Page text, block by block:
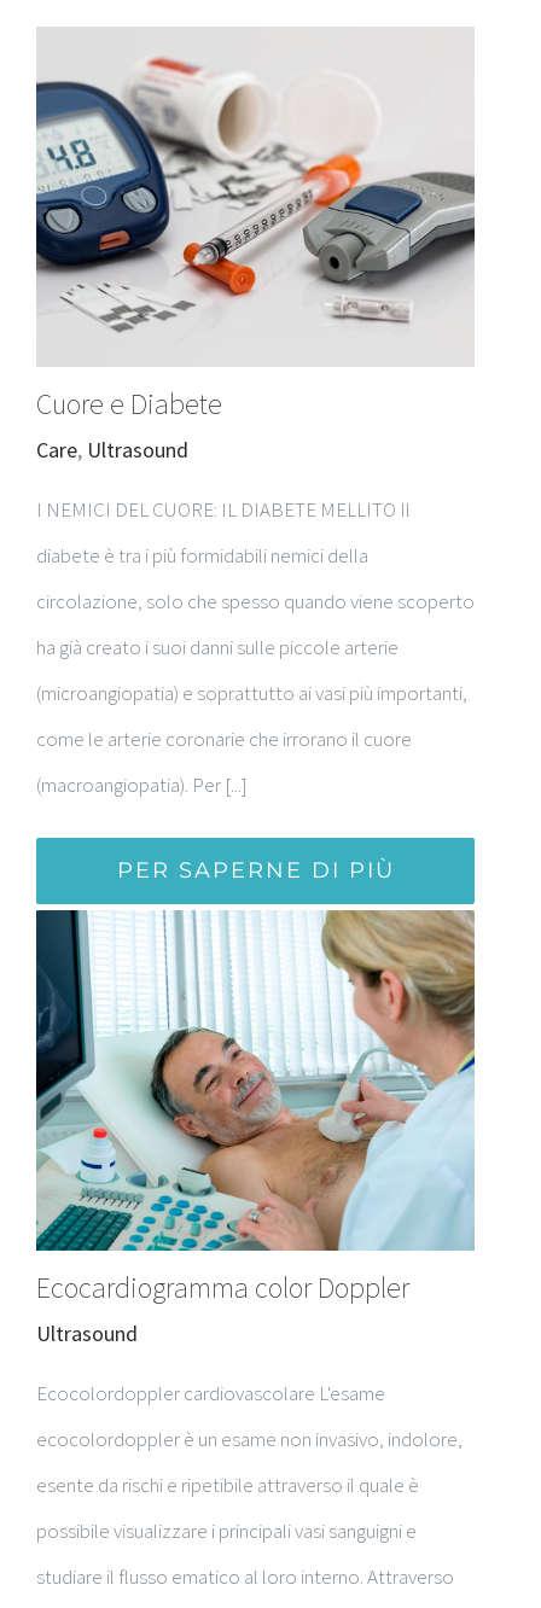
Cuore e Diabete
Care, Ultrasound
I NEMICI DEL CUORE: IL DIABETE MELLITO Il
diabete è tra i più formidabili nemici della
circolazione, solo che spesso quando viene scoperto
ha già creato i suoi danni sulle piccole arterie
(microangiopatia) e soprattutto ai vasi più importanti,
come le arterie coronarie che irrorano il cuore
(macroangiopatia). Per [...]
PER SAPERNE DI PIÙ
Ecocardiogramma color Doppler
Ultrasound
Ecocolordoppler cardiovascolare L'esame
ecocolordoppler è un esame non invasivo, indolore,
esente da rischi e ripetibile attraverso il quale è
possibile visualizzare i principali vasi sanguigni e
studiare il flusso ematico al loro interno. Attraverso